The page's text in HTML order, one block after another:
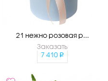
21 нежно розовая р...
Заказать
7 410